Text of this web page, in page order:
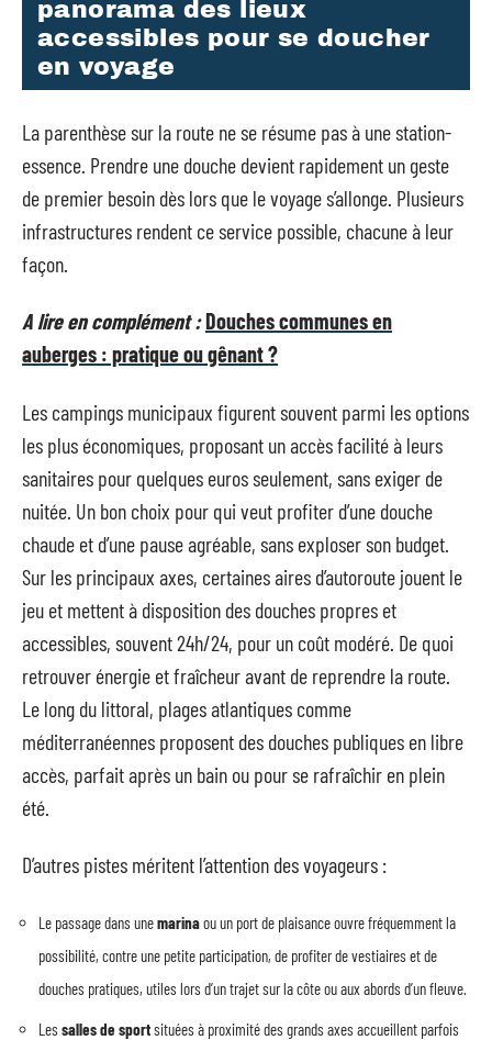
panorama des lieux
accessibles pour se doucher
en voyage
La parenthèse sur la route ne se résume pas à une station-
essence. Prendre une douche devient rapidement un geste
de premier besoin dès lors que le voyage s’allonge. Plusieurs
infrastructures rendent ce service possible, chacune à leur
façon.
A lire en complément :Douches communes en
auberges : pratique ou gênant ?
Les campings municipaux figurent souvent parmi les options
les plus économiques, proposant un accès facilité à leurs
sanitaires pour quelques euros seulement, sans exiger de
nuitée. Un bon choix pour qui veut profiter d’une douche
chaude et d’une pause agréable, sans exploser son budget.
Sur les principaux axes, certaines aires d’autoroute jouent le
jeu et mettent à disposition des douches propres et
accessibles, souvent 24h/24, pour un coût modéré. De quoi
retrouver énergie et fraîcheur avant de reprendre la route.
Le long du littoral, plages atlantiques comme
méditerranéennes proposent des douches publiques en libre
accès, parfait après un bain ou pour se rafraîchir en plein
été.
D’autres pistes méritent l’attention des voyageurs :
Le passage dans unemarinaou un port de plaisance ouvre fréquemment la
possibilité, contre une petite participation, de profiter de vestiaires et de
douches pratiques, utiles lors d’un trajet sur la côte ou aux abords d’un fleuve.
Les salles de sportsituées à proximité des grands axes accueillent parfois